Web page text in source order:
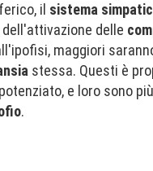
il sistema
delle
maggiori
stessa. Questi è
e loro sono più
.